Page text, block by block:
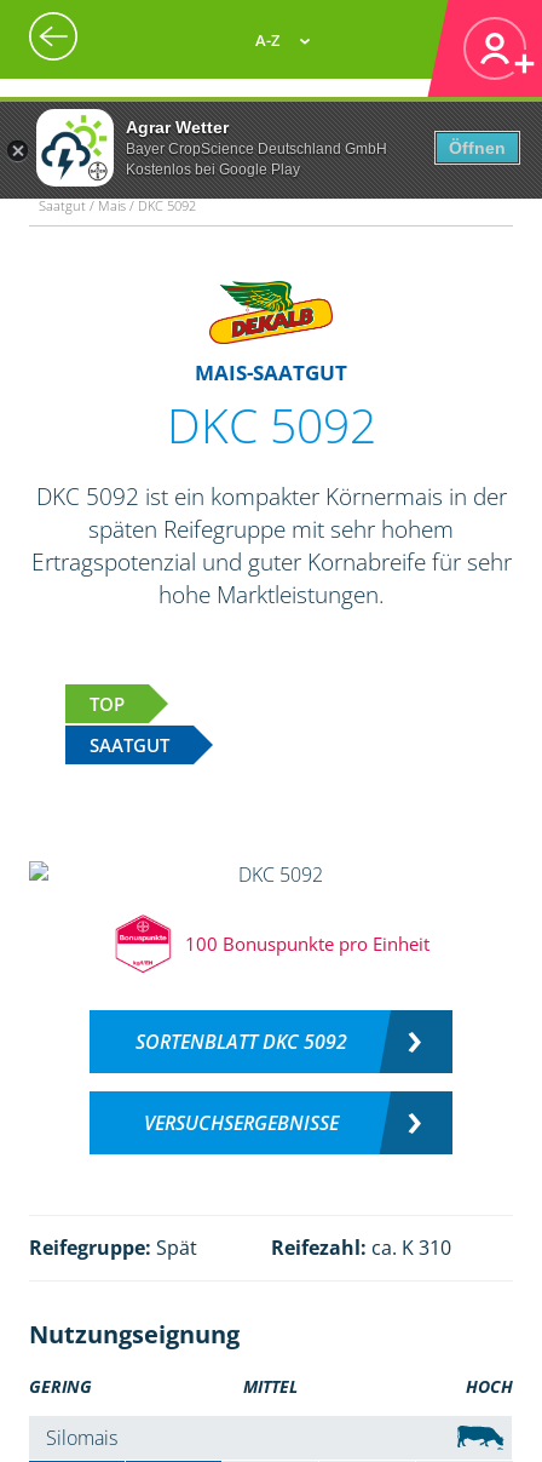
Agrar Wetter
Bayer CropScience Deutschland GmbH
Kostenlos bei Google Play
Öffnen
A-Z
Saatgut / Mais / DKC 5092
MAIS-SAATGUT
DKC 5092
DKC 5092 ist ein kompakter Körnermais in der
späten Reifegruppe mit sehr hohem
Ertragspotenzial und guter Kornabreife für sehr
hohe Marktleistungen.
TOP
SAATGUT
100 Bonuspunkte pro Einheit
SORTENBLATT DKC 5092
VERSUCHSERGEBNISSE
Reifegruppe: Spät Reifezahl: ca. K 310
Nutzungseignung
GERING MITTEL HOCH
Silomais